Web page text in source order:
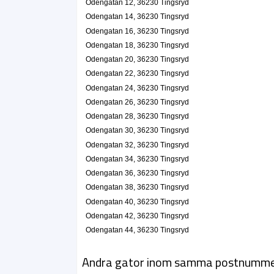
Odengatan 12, 36230 Tingsryd
Odengatan 14, 36230 Tingsryd
Odengatan 16, 36230 Tingsryd
Odengatan 18, 36230 Tingsryd
Odengatan 20, 36230 Tingsryd
Odengatan 22, 36230 Tingsryd
Odengatan 24, 36230 Tingsryd
Odengatan 26, 36230 Tingsryd
Odengatan 28, 36230 Tingsryd
Odengatan 30, 36230 Tingsryd
Odengatan 32, 36230 Tingsryd
Odengatan 34, 36230 Tingsryd
Odengatan 36, 36230 Tingsryd
Odengatan 38, 36230 Tingsryd
Odengatan 40, 36230 Tingsryd
Odengatan 42, 36230 Tingsryd
Odengatan 44, 36230 Tingsryd
Andra gator inom samma